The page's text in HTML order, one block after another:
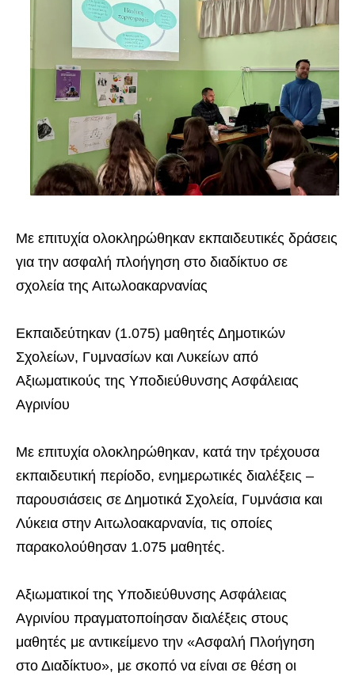
Με επιτυχία ολοκληρώθηκαν εκπαιδευτικές δράσεις
για την ασφαλή πλοήγηση στο διαδίκτυο σε
σχολεία της Αιτωλοακαρνανίας
Εκπαιδεύτηκαν (1.075) μαθητές Δημοτικών
Σχολείων, Γυμνασίων και Λυκείων από
Αξιωματικούς της Υποδιεύθυνσης Ασφάλειας
Αγρινίου
Με επιτυχία ολοκληρώθηκαν, κατά την τρέχουσα
εκπαιδευτική περίοδο, ενημερωτικές διαλέξεις –
παρουσιάσεις σε Δημοτικά Σχολεία, Γυμνάσια και
Λύκεια στην Αιτωλοακαρνανία, τις οποίες
παρακολούθησαν 1.075 μαθητές.
Αξιωματικοί της Υποδιεύθυνσης Ασφάλειας
Αγρινίου πραγματοποίησαν διαλέξεις στους
μαθητές με αντικείμενο την «Ασφαλή Πλοήγηση
στο Διαδίκτυο», με σκοπό να είναι σε θέση οι